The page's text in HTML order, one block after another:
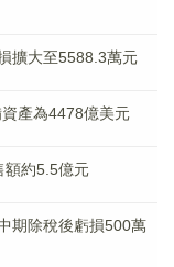
擴大至5588.3萬元
產為4478億美元
額約5.5億元
期除稅後虧損500萬